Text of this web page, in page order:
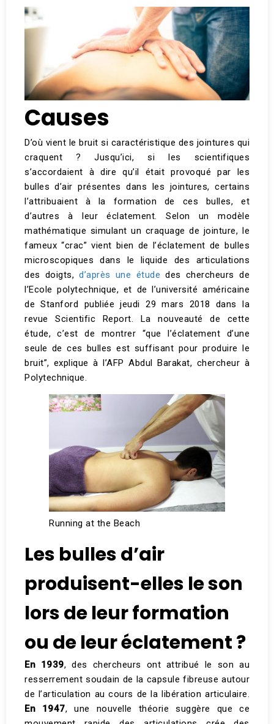
Causes
D’où vient le bruit si caractéristique des jointures qui
craquent ? Jusqu’ici, si les scientifiques
s’accordaient à dire qu’il était provoqué par les
bulles d’air présentes dans les jointures, certains
l’attribuaient à la formation de ces bulles, et
d’autres à leur éclatement. Selon un modèle
mathématique simulant un craquage de jointure, le
fameux “crac” vient bien de l’éclatement de bulles
microscopiques dans le liquide des articulations
des doigts,d’après une étude des chercheurs de
l’Ecole polytechnique, et de l’université américaine
de Stanford publiée jeudi 29 mars 2018 dans la
revue Scientific Report. La nouveauté de cette
étude, c’est de montrer “que l’éclatement d’une
seule de ces bulles est suffisant pour produire le
bruit”, explique à l’AFP Abdul Barakat, chercheur à
Polytechnique.
Running at the Beach
Les bulles d’air
produisent-elles le son
lors de leur formation
ou de leur éclatement ?
En 1939, des chercheurs ont attribué le son au
resserrement soudain de la capsule fibreuse autour
de l’articulation au cours de la libération articulaire.
En 1947, une nouvelle théorie suggère que ce